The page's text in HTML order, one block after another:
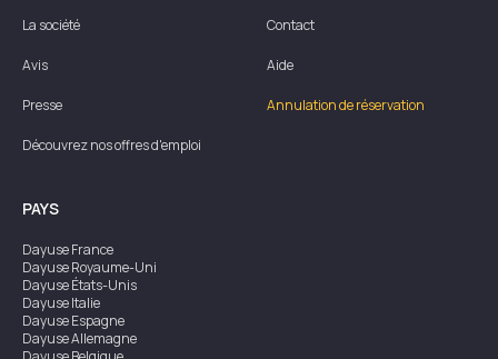
La société
Avis
Presse
Découvrez nos offres d'emploi
Contact
Aide
Annulation de réservation
PAYS
DayuseFrance
DayuseRoyaume-Uni
DayuseÉtats-Unis
DayuseItalie
DayuseEspagne
DayuseAllemagne